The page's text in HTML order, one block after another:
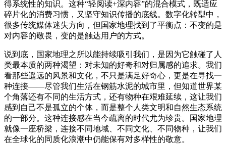
得系统性的知识。这种“轻阅读+深内容”的混合模式，既适应
碎片化的消费习惯，又坚守知识传播的底线。数字化转型中，
很多传统媒体迷失方向，但国家地理找到了平衡点：不变的是
对内容的敬畏，变的是触达用户的方式。
说到底，国家地理之所以能持续吸引我们，是因为它触碰了人
类最本质的两种渴望：对未知的好奇和对归属感的追求。我们
看那些遥远的风景和文化，不只是满足好奇心，更是在寻找一
种连接——尽管我们生活在钢筋水泥的城市里，但知道世界某
个角落还有不同的生活方式，还有物种在艰难延续，这让我们
感到自己不是孤立的个体，而是整个人类文明和自然生态系统
的一部分。这种连接感在当今疏离的时代尤为珍贵。国家地理
就像一座桥梁，连接不同地域、不同文化、不同物种，让我们
在全球化的同质化浪潮中仍能保有对多样性的敬意。